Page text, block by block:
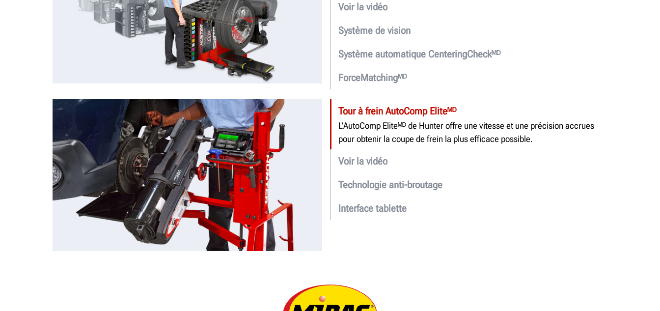
Voir la vidéo
Système de vision
Système automatique CenteringCheckᴹᴰ
ForceMatchingᴹᴰ
Tour à frein AutoComp Eliteᴹᴰ
L’AutoComp Eliteᴹᴰ de Hunter offre une vitesse et une précision accrues
pour obtenir la coupe de frein la plus efficace possible.
Voir la vidéo
Technologie anti-broutage
Interface tablette